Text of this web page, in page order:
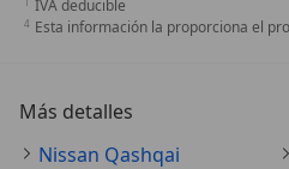
IVA deducible
Esta información la proporciona el
Más detalles
Nissan Qashqai